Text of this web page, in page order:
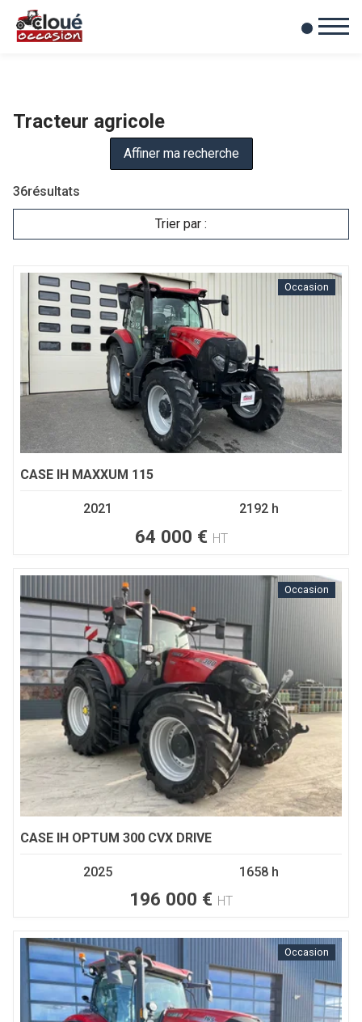
Mes favoris
0
Tracteur agricole
36résultats
Trier par :
Affiner ma recherche
Occasion
CASE IH MAXXUM 115
2021 2192 h
64 000 € HT
Occasion
CASE IH OPTUM 300 CVX DRIVE
2025 1658 h
196 000 € HT
Occasion